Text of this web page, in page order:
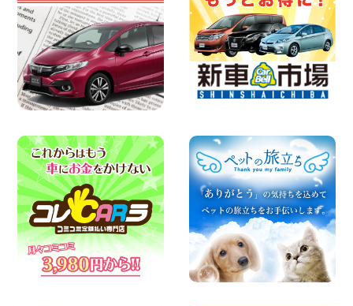
ハイエースワゴンGL!!クルーズコントロ
ールが付いている〜!! 福島県 福島笹木野
店
100円レンタカー 福島笹木野
2026年08月05日
※※超格安日額5,800円※※荷物運びに最適
の軽バンのレンタカー!! 出雲ドーム前店
島根県 出雲ドーム前店
2026年08月05日
人気のスペイドワゴン ライトブルーで登
場です! 東京都 羽田空港店
100円レンタカー 羽田空港
2026年08月04日
お引越しに便利で最適!(禁煙車両) 香川県
坂出川津店
100円レンタカー 坂出川津
2026年08月04日
ちょっとそこまで。もっと気軽に 埼玉県